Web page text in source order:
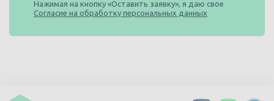
Нажимая на кнопку «Оставить заявку», я даю свое
Согласие на обработку персональных данных